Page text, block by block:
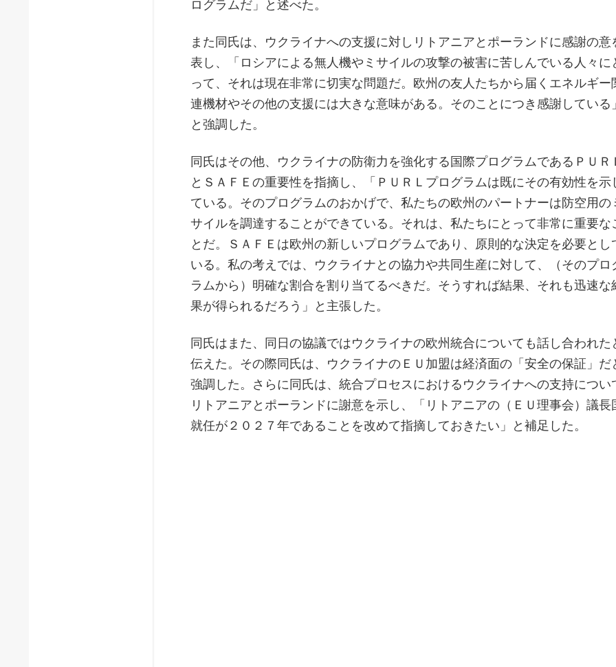
ログラムだ」と述べた。
また同氏は、ウクライナへの支援に対しリトアニアとポーランドに感謝の意
表し、「ロシアによる無人機やミサイルの攻撃の被害に苦しんでいる人々に
って、それは現在非常に切実な問題だ。欧州の友人たちから届くエネルギー
連機材やその他の支援には大きな意味がある。そのことにつき感謝している
と強調した。
同氏はその他、ウクライナの防衛力を強化する国際プログラムであるＰＵＲ
とＳＡＦＥの重要性を指摘し、「ＰＵＲＬプログラムは既にその有効性を示
ている。そのプログラムのおかげで、私たちの欧州のパートナーは防空用の
サイルを調達することができている。それは、私たちにとって非常に重要な
とだ。ＳＡＦＥは欧州の新しいプログラムであり、原則的な決定を必要とし
いる。私の考えでは、ウクライナとの協力や共同生産に対して、（そのプロ
ラムから）明確な割合を割り当てるべきだ。そうすれば結果、それも迅速な
果が得られるだろう」と主張した。
同氏はまた、同日の協議ではウクライナの欧州統合についても話し合われた
伝えた。その際同氏は、ウクライナのＥＵ加盟は経済面の「安全の保証」だ
強調した。さらに同氏は、統合プロセスにおけるウクライナへの支持につい
リトアニアとポーランドに謝意を示し、「リトアニアの（ＥＵ理事会）議長
就任が２０２７年であることを改めて指摘しておきたい」と補足した。